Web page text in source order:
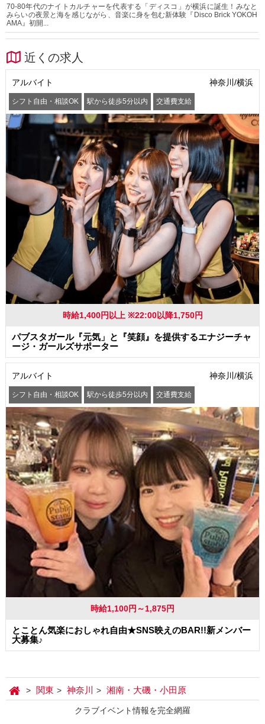
70-80年代のナイトカルチャーを代表する「ディスコ」が横浜に誕生！みなと
みらいの夜景と海を感じながら、音楽に身を包む新体験『Disco Brick YOKOH
AMA』初開...
近くの求人
アルバイト 神奈川/横浜
シフト自由・相談OK 駅から徒歩5分以内 交通費支給
時給1,400円以上 ※22:00以降1,750円
パブスタガール『元気」と『笑顔』を提供するエナジーチャ
ージ・ガールズサポーター
アルバイト 神奈川/横浜
シフト自由・相談OK 駅から徒歩5分以内 交通費支給
時給1,100円～1,875円
とことん気楽におしゃれ自由★SNS映えのBAR!!新メンバー
大募集♪
関東 神奈川 湘南・大磯・小田原
クラブイベント情報を完全網羅